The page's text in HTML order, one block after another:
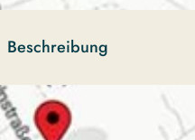
Beschreibung